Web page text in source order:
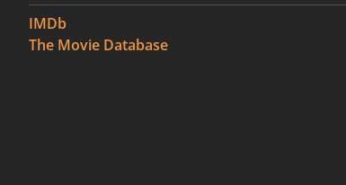
IMDb
The Movie Database